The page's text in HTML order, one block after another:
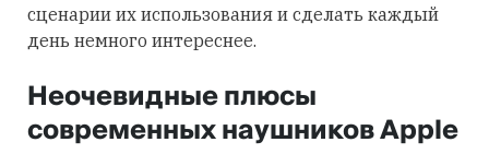
сценарии их использования и сделать каждый
день немного интереснее.
Неочевидные плюсы
современных наушников Apple